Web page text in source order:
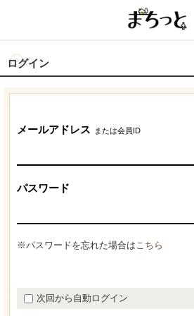
ログイン
メールアドレス または会員ID
パスワード
※パスワードを忘れた場合はこちら
次回から自動ログイン